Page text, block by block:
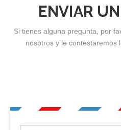
ENVIAR
Si tienes alguna pregunta, por
nosotros y le contestaremos